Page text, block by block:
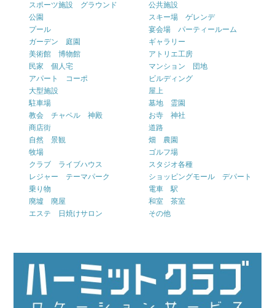
スポーツ施設 グラウンド
公共施設
公園
スキー場 ゲレンデ
プール
宴会場 パーティールーム
ガーデン 庭園
ギャラリー
美術館 博物館
アトリエ工房
民家 個人宅
マンション 団地
アパート コーポ
ビルディング
大型施設
屋上
駐車場
墓地 霊園
教会 チャペル 神殿
お寺 神社
商店街
道路
自然 景観
畑 農園
牧場
ゴルフ場
クラブ ライブハウス
スタジオ各種
レジャー テーマパーク
ショッピングモール デパート
乗り物
電車 駅
廃墟 廃屋
和室 茶室
エステ 日焼けサロン
その他